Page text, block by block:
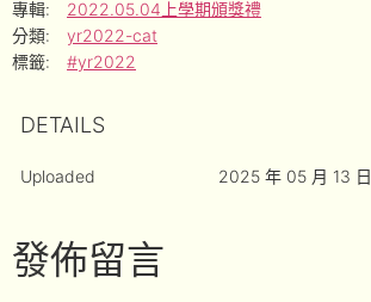
專輯:
2022.05.04上學期頒獎禮
分類:
yr2022-cat
標籤:
#yr2022
DETAILS
Uploaded 2025 年 05 月 13 日
發佈留言